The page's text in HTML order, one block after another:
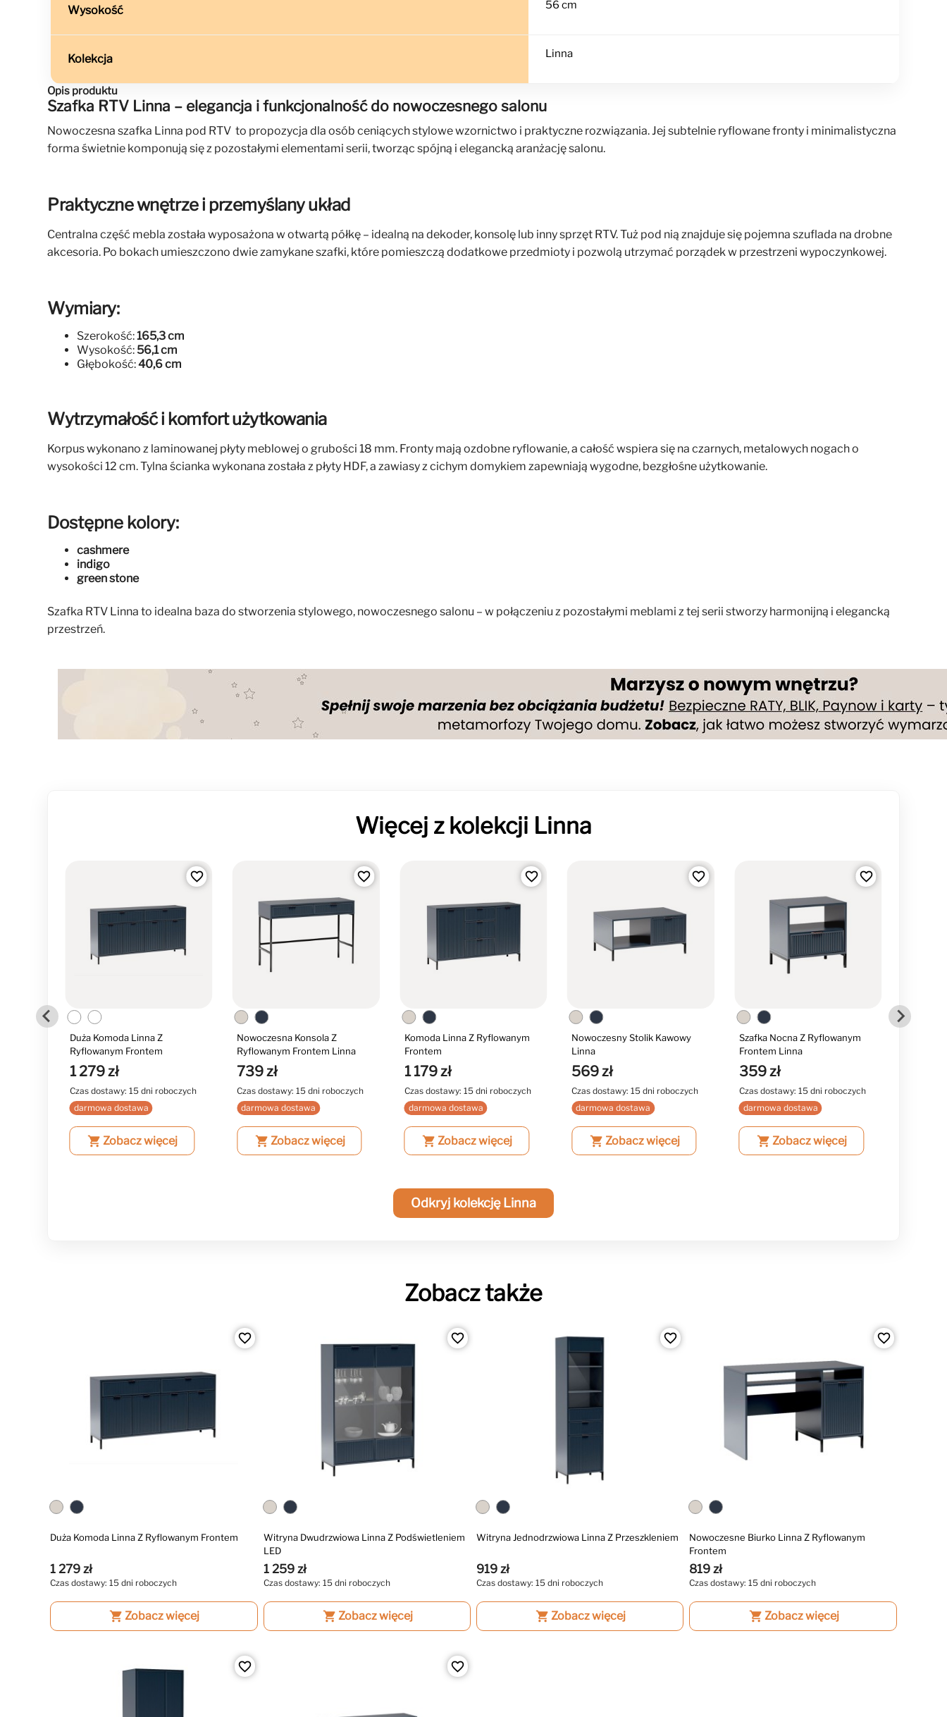
Wysokość 56 cm
Kolekcja Linna
Opis produktu
Szafka RTV Linna – elegancja i funkcjonalność do nowoczesnego salonu
Nowoczesna szafka Linna pod RTV to propozycja dla osób ceniących stylowe wzornictwo i praktyczne rozwiązania. Jej subtelnie ryflowane fronty i minimalistyczna
forma świetnie komponują się z pozostałymi elementami serii, tworząc spójną i elegancką aranżację salonu.
Praktyczne wnętrze i przemyślany układ
Centralna część mebla została wyposażona w otwartą półkę – idealną na dekoder, konsolę lub inny sprzęt RTV. Tuż pod nią znajduje się pojemna szuflada na drobne
akcesoria. Po bokach umieszczono dwie zamykane szafki, które pomieszczą dodatkowe przedmioty i pozwolą utrzymać porządek w przestrzeni wypoczynkowej.
Wymiary:
Szerokość:165,3 cm
Wysokość: 56,1 cm
Głębokość:40,6 cm
Wytrzymałość i komfort użytkowania
Korpus wykonano z laminowanej płyty meblowej o grubości 18 mm. Fronty mają ozdobne ryflowanie, a całość wspiera się na czarnych, metalowych nogach o
wysokości 12 cm. Tylna ścianka wykonana została z płyty HDF, a zawiasy z cichym domykiem zapewniają wygodne, bezgłośne użytkowanie.
Dostępne kolory:
cashmere
indigo
green stone
Szafka RTV Linna to idealna baza do stworzenia stylowego, nowoczesnego salonu – w połączeniu z pozostałymi meblami z tej serii stworzy harmonijną i elegancką
przestrzeń.
Więcej z kolekcji Linna
favorite_border
Duża Komoda Linna Z
Ryflowanym Frontem
1 279 zł
Czas dostawy: 15 dni roboczych
darmowa dostawa
shopping_cart Zobacz więcej
favorite_border
Nowoczesna Konsola Z
Ryflowanym Frontem Linna
739 zł
Czas dostawy: 15 dni roboczych
darmowa dostawa
shopping_cart Zobacz więcej
favorite_border
Komoda Linna Z Ryflowanym
Frontem
1 179 zł
Czas dostawy: 15 dni roboczych
darmowa dostawa
shopping_cart Zobacz więcej
favorite_border
Nowoczesny Stolik Kawowy
Linna
569 zł
Czas dostawy: 15 dni roboczych
darmowa dostawa
shopping_cart Zobacz więcej
favorite_border
Szafka Nocna Z Ryflowanym
Frontem Linna
359 zł
Czas dostawy: 15 dni roboczych
darmowa dostawa
shopping_cart Zobacz więcej
Odkryj kolekcję Linna
Zobacz także
favorite_border
Duża Komoda Linna Z Ryflowanym Frontem
1 279 zł
Czas dostawy: 15 dni roboczych
shopping_cart Zobacz więcej
favorite_border
Witryna Dwudrzwiowa Linna Z Podświetleniem
LED
1 259 zł
Czas dostawy: 15 dni roboczych
shopping_cart Zobacz więcej
favorite_border
Witryna Jednodrzwiowa Linna Z Przeszkleniem
919 zł
Czas dostawy: 15 dni roboczych
shopping_cart Zobacz więcej
favorite_border
Nowoczesne Biurko Linna Z Ryflowanym
Frontem
819 zł
Czas dostawy: 15 dni roboczych
shopping_cart Zobacz więcej
favorite_border favorite_border